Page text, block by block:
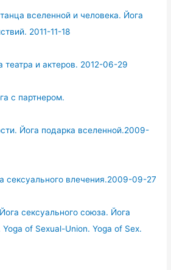
вселенной и человека. Йога
2011-11-18
театра и актеров. 2012-06-29
с партнером.
Йога подарка вселенной.2009-
сексуального влечения.2009-09-27
сексуального союза. Йога
of Sexual-Union. Yoga of Sex.